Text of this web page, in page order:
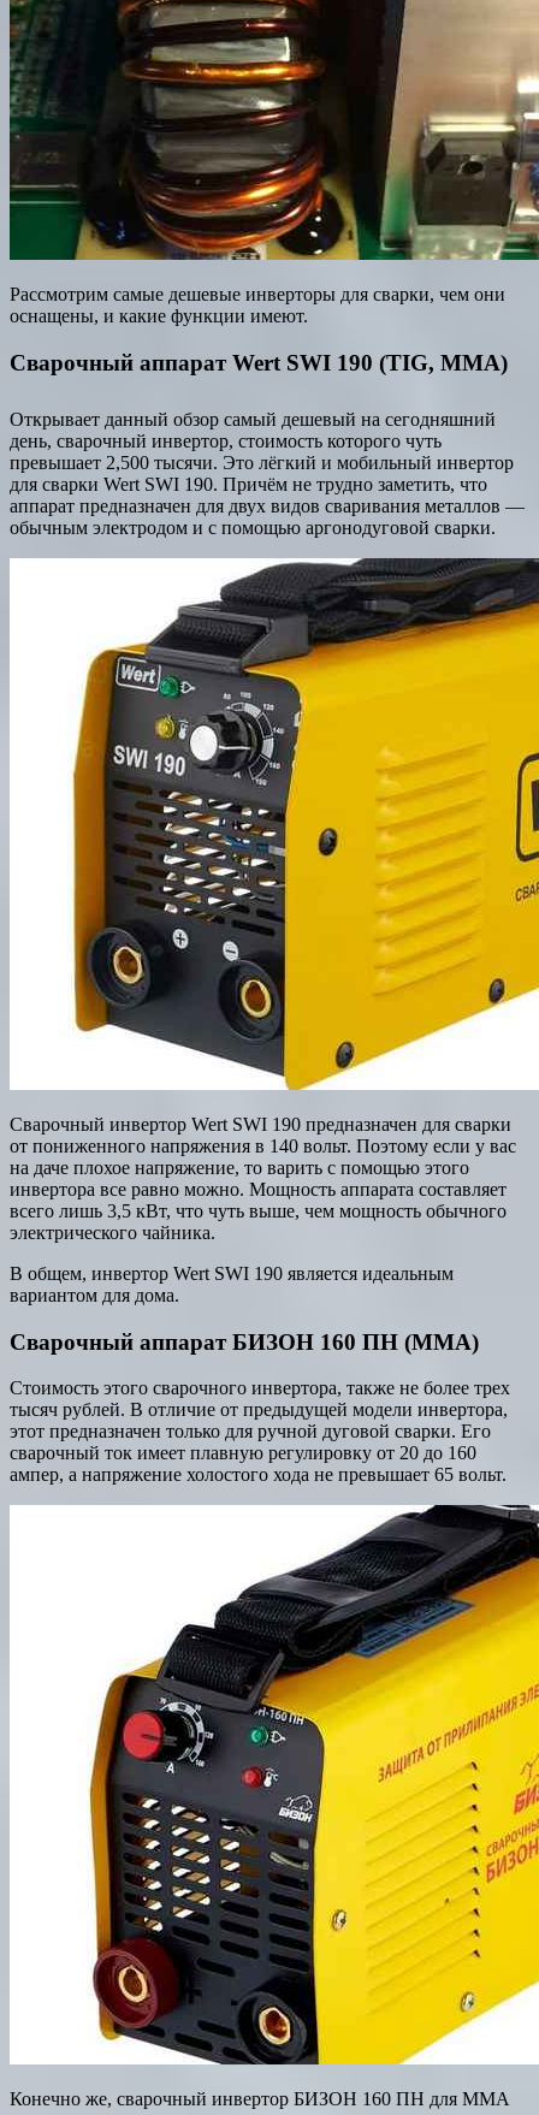
Рассмотрим самые дешевые инверторы для сварки, чем они
оснащены, и какие функции имеют.
Сварочный аппарат Wert SWI 190 (TIG, MMA)
Открывает данный обзор самый дешевый на сегодняшний
день, сварочный инвертор, стоимость которого чуть
превышает 2,500 тысячи. Это лёгкий и мобильный инвертор
для сварки Wert SWI 190. Причём не трудно заметить, что
аппарат предназначен для двух видов сваривания металлов —
обычным электродом и с помощью аргонодуговой сварки.
Сварочный инвертор Wert SWI 190 предназначен для сварки
от пониженного напряжения в 140 вольт. Поэтому если у вас
на даче плохое напряжение, то варить с помощью этого
инвертора все равно можно. Мощность аппарата составляет
всего лишь 3,5 кВт, что чуть выше, чем мощность обычного
электрического чайника.
В общем, инвертор Wert SWI 190 является идеальным
вариантом для дома.
Сварочный аппарат БИЗОН 160 ПН (MMA)
Стоимость этого сварочного инвертора, также не более трех
тысяч рублей. В отличие от предыдущей модели инвертора,
этот предназначен только для ручной дуговой сварки. Его
сварочный ток имеет плавную регулировку от 20 до 160
ампер, а напряжение холостого хода не превышает 65 вольт.
Конечно же, сварочный инвертор БИЗОН 160 ПН для MMA